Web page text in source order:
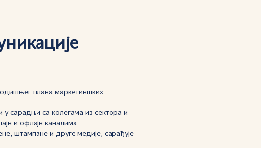
плана маркетиншких
у сарадњи са колегама из сектора и
и офлајн каналима
штампане и друге медије, сарађује